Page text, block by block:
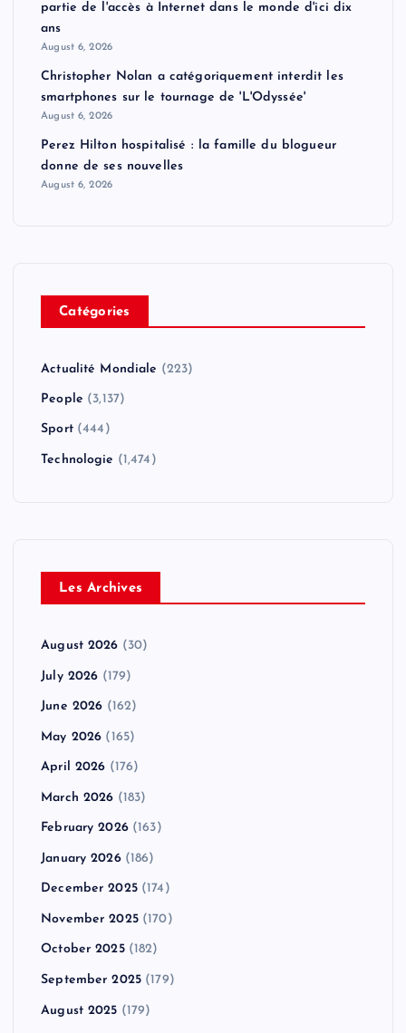
partie de l'accès à Internet dans le monde d'ici dix
ans
August 6, 2026
Christopher Nolan a catégoriquement interdit les
smartphones sur le tournage de 'L'Odyssée'
August 6, 2026
Perez Hilton hospitalisé : la famille du blogueur
donne de ses nouvelles
August 6, 2026
Catégories
Actualité Mondiale (223)
People (3,137)
Sport(444)
Technologie (1,474)
Les Archives
August 2026 (30)
July 2026 (179)
June 2026 (162)
May 2026 (165)
April 2026 (176)
March 2026 (183)
February 2026(163)
January 2026(186)
December 2025(174)
November 2025(170)
October 2025(182)
September 2025 (179)
August 2025 (179)